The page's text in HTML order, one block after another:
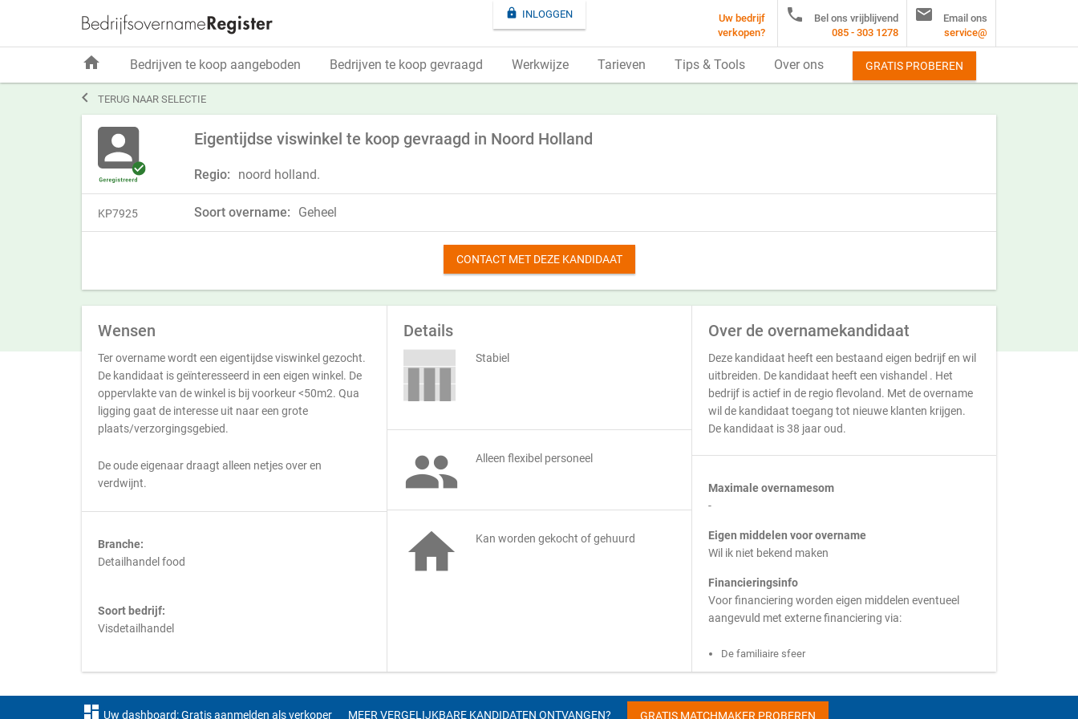
 TERUG NAAR SELECTIE
Eigentijdse viswinkel te koop gevraagd in Noord Holland
Regio: noord holland.
KP7925 Soort overname: Geheel
CONTACT MET DEZE KANDIDAAT
Wensen
Ter overname wordt een eigentijdse viswinkel gezocht.
De kandidaat is geïnteresseerd in een eigen winkel. De
oppervlakte van de winkel is bij voorkeur <50m2. Qua
ligging gaat de interesse uit naar een grote
plaats/verzorgingsgebied.
De oude eigenaar draagt alleen netjes over en
verdwijnt.
Branche:
Detailhandel food
Soort bedrijf:
Visdetailhandel
Details
Stabiel
 Alleen flexibel personeel
 Kan worden gekocht of gehuurd
Over de overnamekandidaat
Deze kandidaat heeft een bestaand eigen bedrijf en wil
uitbreiden. De kandidaat heeft een vishandel . Het
bedrijf is actief in de regio flevoland. Met de overname
wil de kandidaat toegang tot nieuwe klanten krijgen.
De kandidaat is 38 jaar oud.
Maximale overnamesom
-
Eigen middelen voor overname
Wil ik niet bekend maken
Financieringsinfo
Voor financiering worden eigen middelen eventueel
aangevuld met externe financiering via:
De familiaire sfeer
 INLOGGEN
Uw bedrijf
verkopen?

Bel ons vrijblijvend
085 - 303 1278

Email ons
service@
home Bedrijven te koop aangeboden Bedrijven te koop gevraagd Werkwijze Tarieven Tips & Tools Over ons GRATIS PROBEREN
dashboard Uw dashboard: Gratis aanmelden als verkoper MEER VERGELIJKBARE KANDIDATEN ONTVANGEN? GRATIS MATCHMAKER PROBEREN